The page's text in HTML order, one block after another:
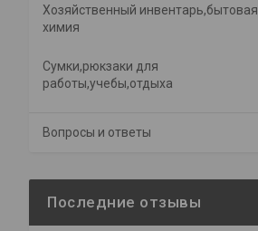
Хозяйственный инвентарь,бытовая
химия
Сумки,рюкзаки для
работы,учебы,отдыха
Вопросы и ответы